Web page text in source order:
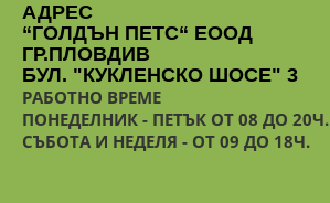
АДРЕС
“ГОЛДЪН ПЕТС“ ЕООД
ГР.ПЛОВДИВ
БУЛ. "КУКЛЕНСКО ШОСЕ" 3
РАБОТНО ВРЕМЕ
ПОНЕДЕЛНИК - ПЕТЪК ОТ 08 ДО 20Ч.
СЪБОТА И НЕДЕЛЯ - ОТ 09 ДО 18Ч.